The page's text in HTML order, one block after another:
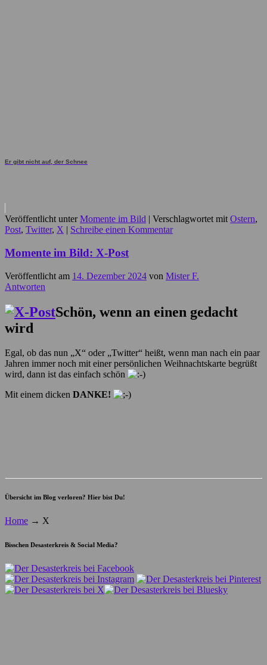
Er gibt nicht auf, der Schnee
Veröffentlicht unter Momente im Bild | Verschlagwortet mit Ostern,
Post, Twitter, X | Schreibe einen Kommentar
Momente im Bild: X-Post
Veröffentlicht am 14. Dezember 2024 von Mister F.
Antworten
Schön, wenn an einen gedacht
wird
Egal, ob das nun „X“ oder „Twitter“ heißt, wenn man nach ein paar
Jahren immer noch mit einer persönlichen Weihnachtskarte begrüßt
wird, dann ist das einfach schön
Mit einem dicken DANKE!
Übersicht im Blog verloren? Hier bist Du!
Home → X
Bisschen Desasterkreis & Social Media?